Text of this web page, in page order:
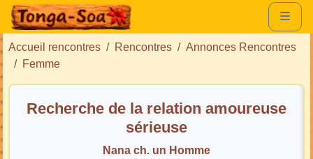
Accueil rencontres Rencontres
Annonces Rencontres
Femme
Recherche de la relation amoureuse
sérieuse
Nana ch. un Homme